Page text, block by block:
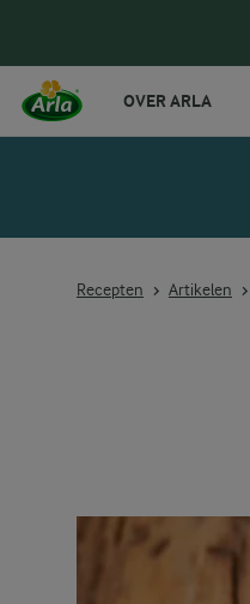
OVER ARLA
Recepten Artikelen